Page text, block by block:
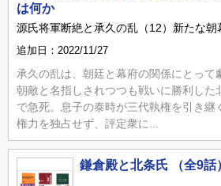
は何か
源氏将軍断絶と承久の乱（12）新たな
追加日：2022/11/27
承久の乱は、朝廷と幕府の関係にとって
朝敵と名指しされつつも戦いに勝利した
で急死。息子の泰時が三代執権を引き継
権力を独占せず、評定衆に...
鎌倉殿と北条氏 （全9話